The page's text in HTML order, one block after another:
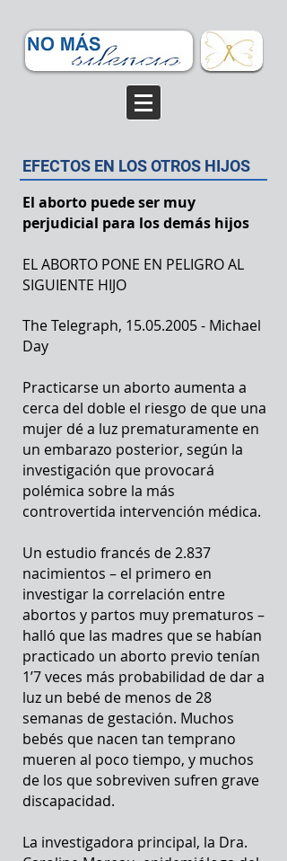
EFECTOS EN LOS OTROS HIJOS
El aborto puede ser muy
perjudicial para los demás hijos
EL ABORTO PONE EN PELIGRO AL
SIGUIENTE HIJO
The Telegraph, 15.05.2005- Michael
Day
Practicarse un aborto aumenta a
cerca del doble el riesgo de que una
mujer dé a luz prematuramente en
un embarazo posterior, según la
investigación que provocará
polémica sobre la más
controvertida intervención médica.
Un estudio francés de 2.837
nacimientos – el primero en
investigar la correlación entre
abortos y partos muy prematuros –
halló que las madres que se habían
practicado un aborto previo tenían
1’7 veces más probabilidad de dar a
luz un bebé de menos de 28
semanas de gestación. Muchos
bebés que nacen tan temprano
mueren al poco tiempo, y muchos
de los que sobreviven sufren grave
discapacidad.
La investigadora principal, la Dra.